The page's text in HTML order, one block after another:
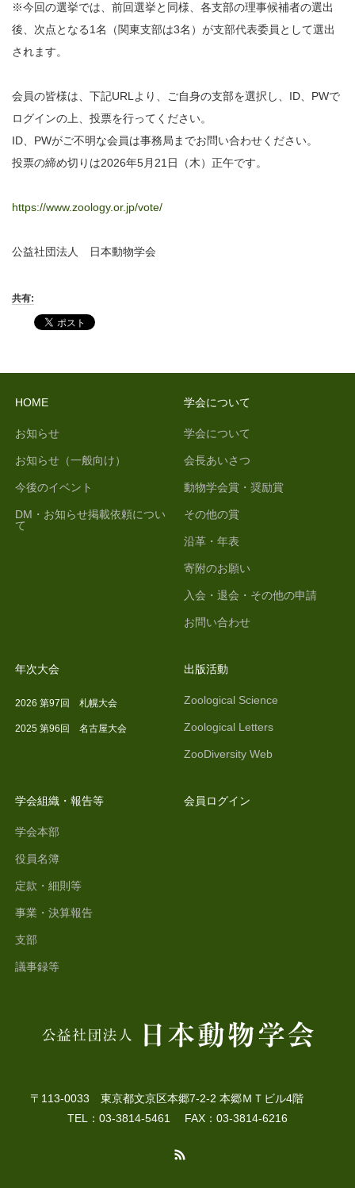
※今回の選挙では、前回選挙と同様、各支部の理事候補者の選出
後、次点となる1名（関東支部は3名）が支部代表委員として選出
されます。
会員の皆様は、下記URLより、ご自身の支部を選択し、ID、PWで
ログインの上、投票を行ってください。
ID、PWがご不明な会員は事務局までお問い合わせください。
投票の締め切りは2026年5月21日（木）正午です。
https://www.zoology.or.jp/vote/
公益社団法人 日本動物学会
共有:
HOME
お知らせ
お知らせ（一般向け）
今後のイベント
DM・お知らせ掲載依頼につい
て
学会について
学会について
会長あいさつ
動物学会賞・奨励賞
その他の賞
沿革・年表
寄附のお願い
入会・退会・その他の申請
お問い合わせ
年次大会
2026 第97回 札幌大会
2025 第96回 名古屋大会
出版活動
Zoological Science
Zoological Letters
ZooDiversity Web
学会組織・報告等
学会本部
役員名簿
定款・細則等
事業・決算報告
支部
議事録等
会員ログイン
〒113-0033 東京都文京区本郷7-2-2 本郷ＭＴビル4階
TEL：03-3814-5461 FAX：03-3814-6216